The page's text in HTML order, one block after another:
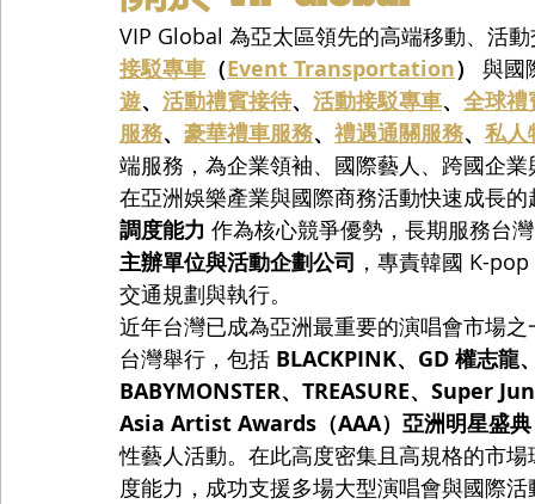
VIP Global 為亞太區領先的高端移動、活
接駁專車 （Event Transportation） 與國
遊、 活動禮賓接待、 活動接駁專車、 全球禮
服務、 豪華禮車服務、 禮遇通關服務、 私人
端服務，為企業領袖、國際藝人、跨國企
在亞洲娛樂產業與國際商務活動快速成長
調度能力 作為核心競爭優勢，長期服務台
主辦單位與活動企劃公司 ，專責韓國 K-
交通規劃與執行。
近年台灣已成為亞洲最重要的演唱會市場
台灣舉行，包括 BLACKPINK、GD 權志龍
BABYMONSTER、TREASURE、Super
Asia Artist Awards（AAA）亞洲明星盛典
性藝人活動。在此高度密集且高規格的市
度能力，成功支援多場大型演唱會與國際